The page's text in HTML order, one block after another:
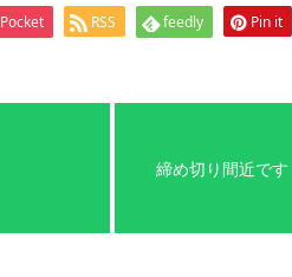
Pocket RSS feedly Pin it
締め切り間近です